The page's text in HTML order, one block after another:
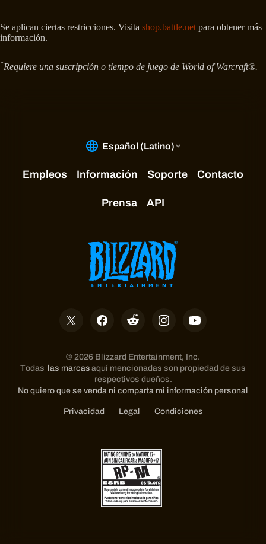
Se aplican ciertas restricciones. Visita shop.battle.net para obtener más
información.
*Requiere una suscripción o tiempo de juego de World of Warcraft®.